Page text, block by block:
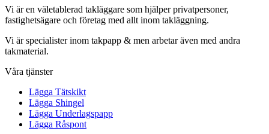
Vi är en väletablerad takläggare som hjälper privatpersoner,
fastighetsägare och företag med allt inom takläggning.
Vi är specialister inom takpapp & men arbetar även med andra
takmaterial.
Våra tjänster
Lägga Tätskikt
Lägga Shingel
Lägga Underlagspapp
Lägga Råspont